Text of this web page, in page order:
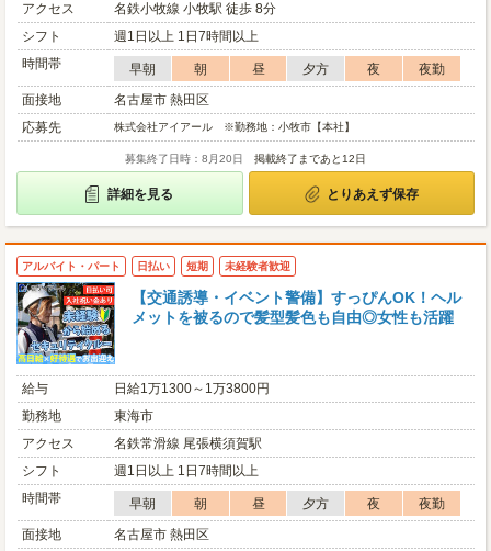
アクセス
名鉄小牧線 小牧駅 徒歩 8分
シフト
週1日以上 1日7時間以上
時間帯
早朝 朝 昼 夕方 夜
夜勤
面接地
名古屋市 熱田区
応募先
株式会社アイアール ※勤務地：小牧市【本社】
募集終了日時：8月20日 掲載終了まであと12日
詳細を見る とりあえず保存
アルバイト・パート 日払い 短期 未経験者歓迎
【交通誘導・イベント警備】すっぴんOK！ヘル
メットを被るので髪型髪色も自由◎女性も活躍
給与
日給1万1300～1万3800円
勤務地
東海市
アクセス
名鉄常滑線 尾張横須賀駅
シフト
週1日以上 1日7時間以上
時間帯
早朝 朝 昼 夕方 夜
夜勤
面接地
名古屋市 熱田区